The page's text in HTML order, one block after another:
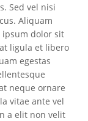
Sed vel nisi
Aliquam
ipsum dolor sit
ligula et libero
egestas
neque ornare
vitae ante vel
a elit non velit